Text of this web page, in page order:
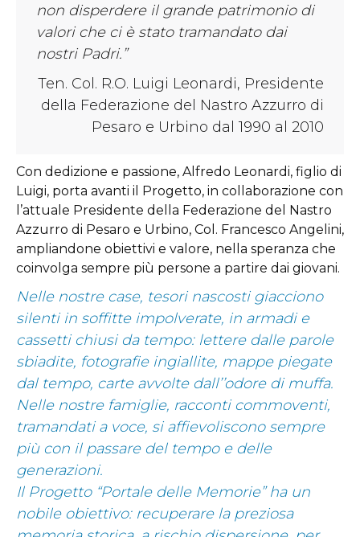
non disperdere il grande patrimonio di
valori che ci è stato tramandato dai
nostri Padri.”
Ten. Col. R.O. Luigi Leonardi, Presidente
della Federazione del Nastro Azzurro di
Pesaro e Urbino dal 1990 al 2010
Con dedizione e passione, Alfredo Leonardi, figlio di
Luigi, porta avanti il Progetto, in collaborazione con
l’attuale Presidente della Federazione del Nastro
Azzurro di Pesaro e Urbino, Col. Francesco Angelini,
ampliandone obiettivi e valore, nella speranza che
coinvolga sempre più persone a partire dai giovani.
Nelle nostre case, tesori nascosti giacciono
silenti in soffitte impolverate, in armadi e
cassetti chiusi da tempo: lettere dalle parole
sbiadite, fotografie ingiallite, mappe piegate
dal tempo, carte avvolte dall’’odore di muffa.
Nelle nostre famiglie, racconti commoventi,
tramandati a voce, si affievoliscono sempre
più con il passare del tempo e delle
generazioni.
Il Progetto “Portale delle Memorie” ha un
nobile obiettivo: recuperare la preziosa